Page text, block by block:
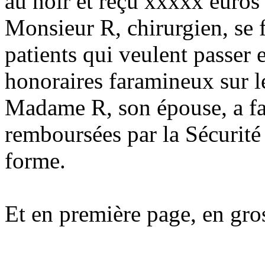
Monsieur R, chirurgien, se
patients qui veulent passer
honoraires faramineux sur
Madame R, son épouse, a
remboursées par la
forme.
Et en première page, en